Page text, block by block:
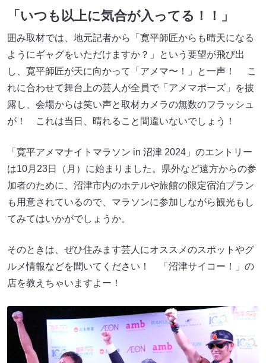
「いつも以上に気合が入ってる！！」
囲み取材では、地元記者から「寛平師匠からも晴天になる
ようにギャグをいただけますか？」という要望が飛び出
し、寛平師匠が天に向かって「アメマ〜！」と一声！ こ
れに合わせて舞台上の芸人が全員で「アメマポーズ」を披
露し、会場からは笑い声と取材カメラの無数のフラッシュ
が！ これは当日、晴れること間違いないでしょう！
「寛平アメマナイトマラソン in 沼津 2024」のエントリー
は10月23日（月）に始まりました。県外など遠方からの参
加者のために、沼津市内のホテルや旅館の限定宿泊プラン
も用意されているので、マラソンに参加しながら観光もし
てみてはいかがでしょうか。
そのときは、ぜひ住みます芸人にオススメのスポットやグ
ルメ情報などを聞いてください！ 「沼津サイコー！」の
店を教えちゃいますよー！